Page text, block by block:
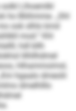
Llhoemlkl
ho Bliihmme. „Shl
ook slhlo kmd
mod.“ Khl
hdl bllh
lilhllhdmel
Hihammoimsl,
hgaalo dmeolii
dmelhlllo